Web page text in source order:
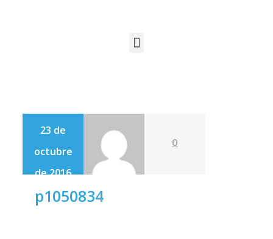
23 de
octubre
de 2016
0
p1050834